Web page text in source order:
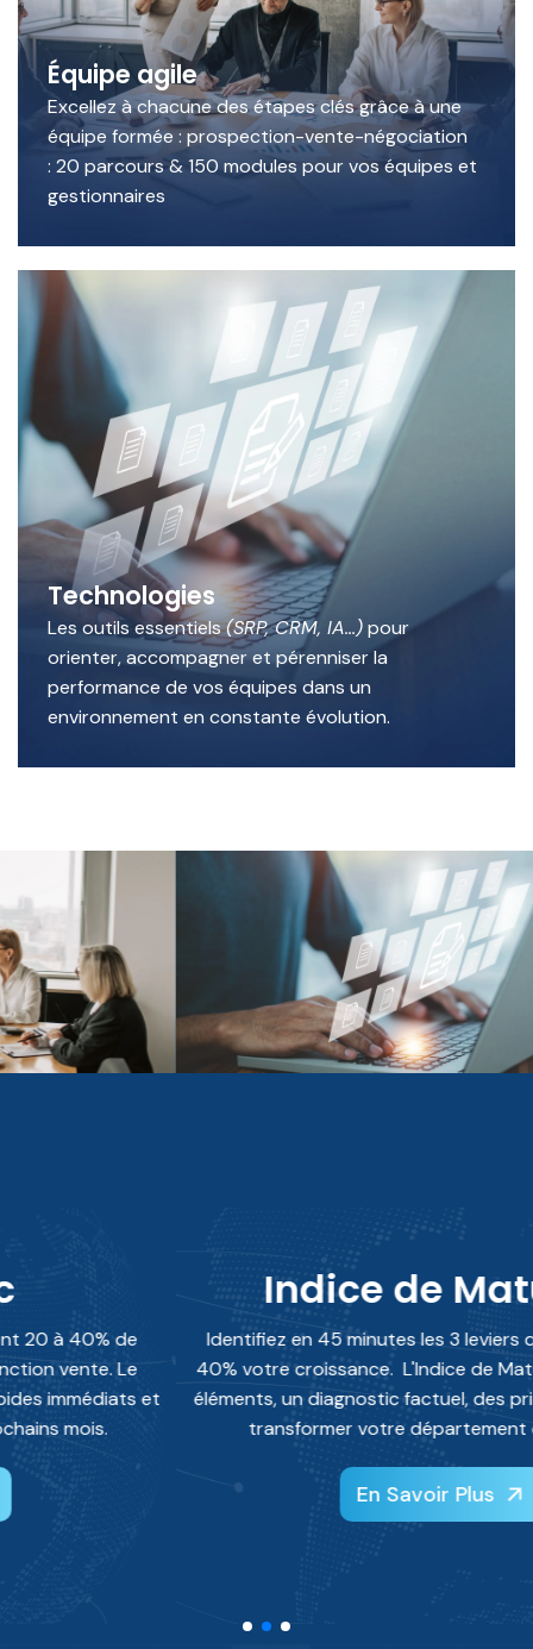
Équipe agile
Excellez à chacune des étapes clés grâce à une
équipe formée : prospection-vente-négociation
: 20 parcours & 150 modules pour vos équipes et
gestionnaires
Technologies
Les outils essentiels(SRP, CRM, IA...)pour
orienter, accompagner et pérenniser la
performance de vos équipes dans un
environnement en constante évolution.
Indice de Maturité
Identifiez en 45 minutes les 3 leviers qui bloquent 20 à
40% votre croissance. L'Indice de Maturité Venturi : 206
éléments, un diagnostic factuel, des priorités claires pour
transformer votre département des ventes.
En Savoir Plus